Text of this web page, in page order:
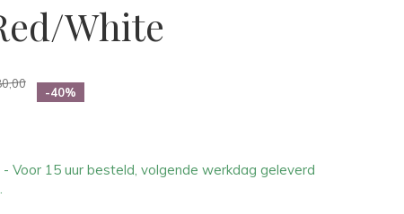
White
-40%
- Voor 15 uur besteld, volgende werkdag geleverd